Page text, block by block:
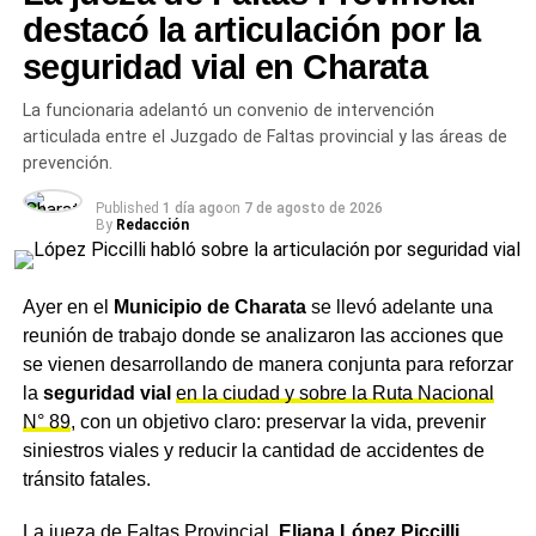
Charata reemplaza los lomos de burro de
cemento por reductores de caucho modernos y
arranca frente a la Escuela Thames
y crecen.
Másnoticias de CharataenCharataChaco.Net.
destacó la articulación por la
seguridad vial en Charata
La funcionaria adelantó un convenio de intervención
articulada entre el Juzgado de Faltas provincial y las áreas de
prevención.
Published 1 día agoon 7 de agosto de 2026
By Redacción
Ayer en el Municipio de Charatase llevó adelante una
reunión de trabajo donde se analizaron las acciones que
se vienen desarrollando de manera conjunta para reforzar
la seguridad vial en la ciudad y sobre la Ruta Nacional
N° 89, con un objetivo claro: preservar la vida, prevenir
siniestros viales y reducir la cantidad de accidentes de
tránsito fatales.
La jueza de Faltas Provincial, Eliana López Piccilli,